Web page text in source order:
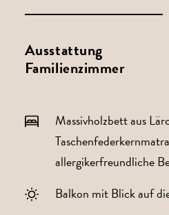
Ausstattung
Familienzimmer
Massivholzbett aus
allergikerfreundliche
Balkon mit Blick auf